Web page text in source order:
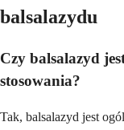
balsalazydu
Czy balsalazyd
stosowania?
Tak, balsalazyd jest